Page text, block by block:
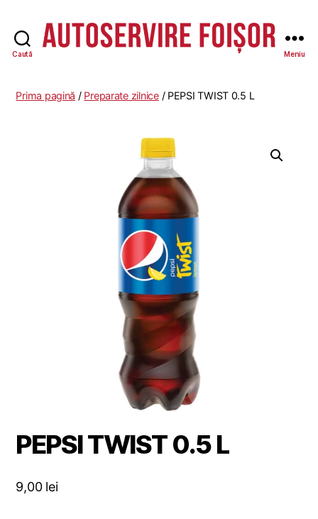
Caută Meniu
Prima pagină / Preparate zilnice/ PEPSI TWIST 0.5 L
PEPSI TWIST 0.5 L
9,00 lei